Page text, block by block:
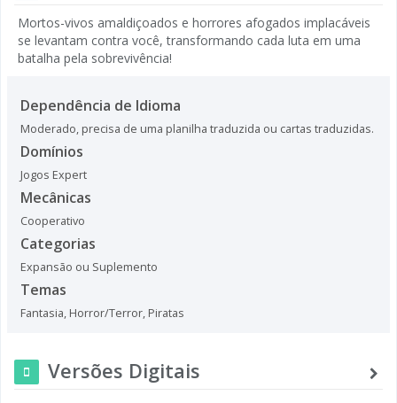
Mortos-vivos amaldiçoados e horrores afogados implacáveis ​​
se levantam contra você, transformando cada luta em uma
batalha pela sobrevivência!
Dependência de Idioma
Moderado, precisa de uma planilha traduzida ou cartas traduzidas.
Domínios
Jogos Expert
Mecânicas
Cooperativo
Categorias
Expansão ou Suplemento
Temas
Fantasia, Horror/Terror, Piratas
Versões Digitais